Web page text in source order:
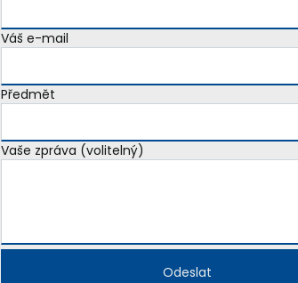
Váš e-mail
Předmět
Vaše zpráva (volitelný)